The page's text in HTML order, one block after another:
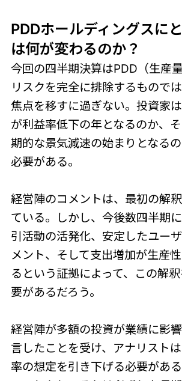
PDDホールディングスに
は何が変わるのか？
今回の四半期決算はPDD（生産
リスクを完全に排除するもので
焦点を移すに過ぎない。投資家
が利益率低下の年となるのか、
期的な景気減速の始まりとなる
必要がある。
経営陣のコメントは、最初の解
ている。しかし、今後数四半期
引活動の活発化、安定したユー
メント、そして支出増加が生産
るという証拠によって、この解
要があるだろう。
経営陣が多額の投資が業績に影
言したことを受け、アナリスト
率の想定を引き下げる必要があ